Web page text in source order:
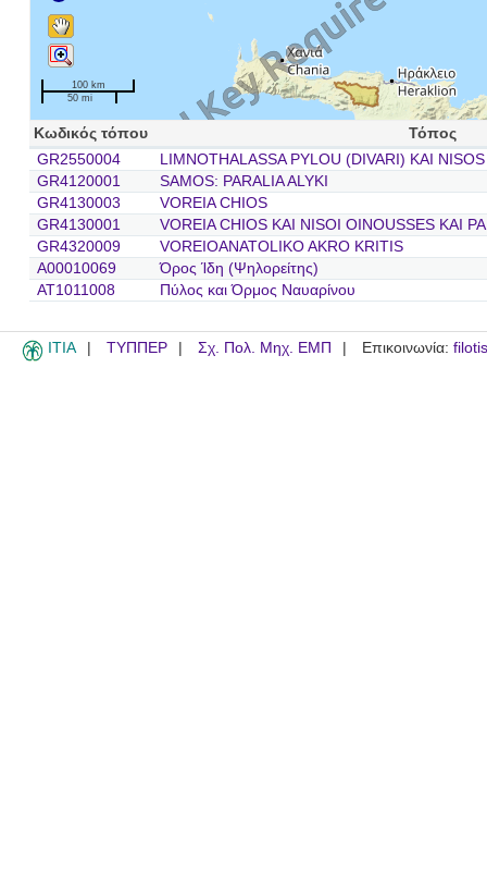
100 km
50 mi
Κωδικός τόπου
Τόπος
GR2550004
LIMNOTHALASSA PYLOU (DIVARI) KAI
GR4120001
SAMOS: PARALIA ALYKI
GR4130003
VOREIA CHIOS
GR4130001
VOREIA CHIOS KAI NISOI OINOUSSES KAI
GR4320009
VOREIOANATOLIKO AKRO KRITIS
A00010069
Όρος Ίδη (Ψηλορείτης)
AT1011008
Πύλος και Όρμος Ναυαρίνου
ITIA ΤΥΠΠΕΡ Σχ. Πολ. Μηχ. ΕΜΠ Επικοινωνία: